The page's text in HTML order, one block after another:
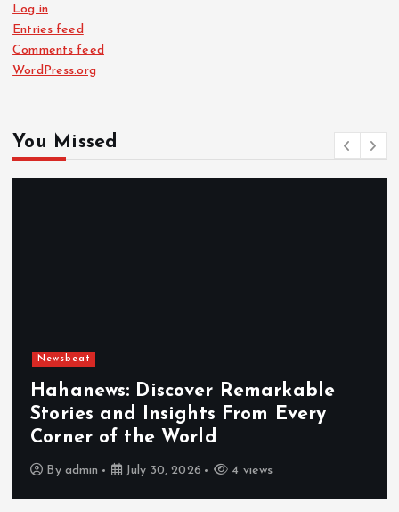
Log in
Entries feed
Comments feed
WordPress.org
You Missed
Newsbeat
Hahanews: Discover Remarkable
Stories and Insights From Every
Corner of the World
By admin July 30, 2026 4 views